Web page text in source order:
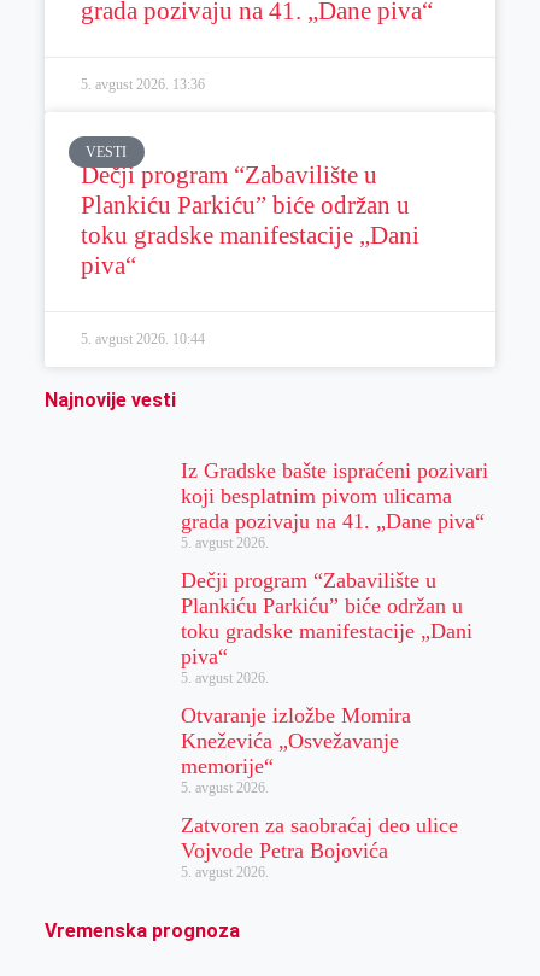
grada pozivaju na 41. „Dane piva“
5. avgust 2026. 13:36
VESTI
Dečji program “Zabavilište u
Plankiću Parkiću” biće održan u
toku gradske manifestacije „Dani
piva“
5. avgust 2026. 10:44
Najnovije vesti
Iz Gradske bašte ispraćeni pozivari
koji besplatnim pivom ulicama
grada pozivaju na 41. „Dane piva“
5. avgust 2026.
Dečji program “Zabavilište u
Plankiću Parkiću” biće održan u
toku gradske manifestacije „Dani
piva“
5. avgust 2026.
Otvaranje izložbe Momira
Kneževića „Osvežavanje
memorije“
5. avgust 2026.
Zatvoren za saobraćaj deo ulice
Vojvode Petra Bojovića
5. avgust 2026.
Vremenska prognoza